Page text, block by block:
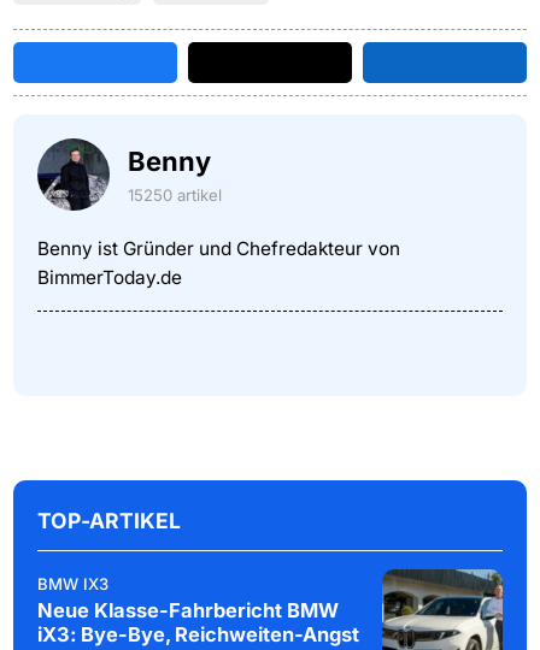
Benny
15250 artikel
Benny ist Gründer und Chefredakteur von
BimmerToday.de
TOP-ARTIKEL
BMW IX3
Neue Klasse-Fahrbericht BMW
iX3: Bye-Bye, Reichweiten-Angst